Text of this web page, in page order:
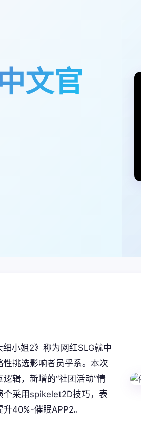
文官
细小姐2》称为网红SLG就中
挑选影响者员乎系。本次
辑，新增的“社团活动”情
个采用spikelet2D技巧，表
40%-催眠APP2。